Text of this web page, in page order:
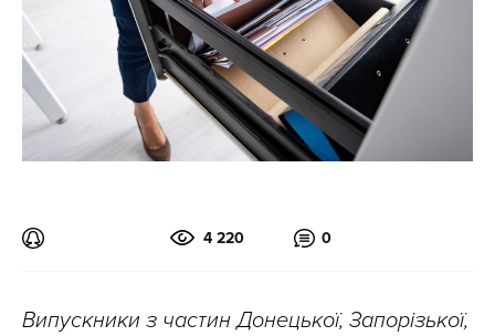
4 220 0
Випускники з частин Донецької, Запорізької,